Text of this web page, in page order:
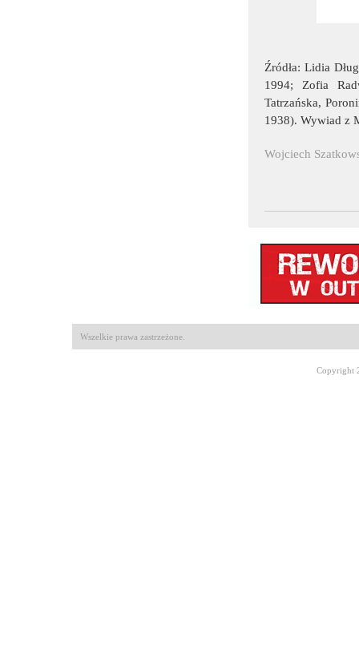
Źródła: Lidia
1994; Zofia
Tatrzańska,
1938). Wywiad z
Wojciech
Wszelkie prawa zastrzeżone.
Copyright